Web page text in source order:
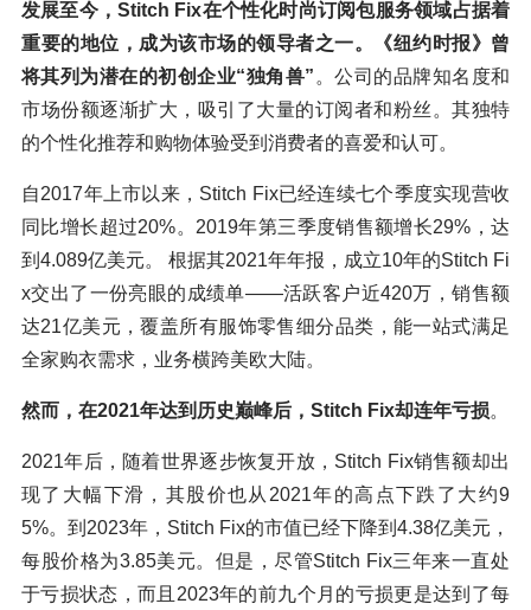
发展至今，Stitch Fix在个性化时尚订阅包服务领域占据着
重要的地位，成为该市场的领导者之一。《纽约时报》曾
将其列为潜在的初创企业“独角兽” 。公司的品牌知名度和
市场份额逐渐扩大，吸引了大量的订阅者和粉丝。其独特
的个性化推荐和购物体验受到消费者的喜爱和认可。
自2017年上市以来，Stitch Fix已经连续七个季度实现营收
同比增长超过20%。2019年第三季度销售额增长29%，达
到4.089亿美元。 根据其2021年年报，成立10年的Stitch Fi
x交出了一份亮眼的成绩单——活跃客户近420万，销售额
达21亿美元，覆盖所有服饰零售细分品类，能一站式满足
全家购衣需求，业务横跨美欧大陆。
然而，在2021年达到历史巅峰后，Stitch Fix却连年亏损。
2021年后，随着世界逐步恢复开放，Stitch Fix销售额却出
现了大幅下滑，其股价也从2021年的高点下跌了大约9
5%。到2023年，Stitch Fix的市值已经下降到4.38亿美元，
每股价格为3.85美元。但是，尽管Stitch Fix三年来一直处
于亏损状态，而且2023年的前九个月的亏损更是达到了每